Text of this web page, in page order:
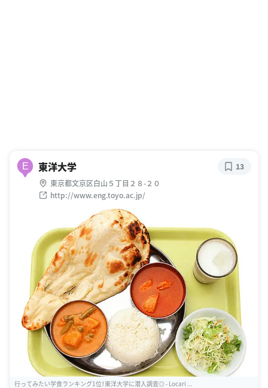
E 東洋大学
東京都文京区白山５丁目２８-２０
http://www.eng.toyo.ac.jp/
13
行ってみたい学食ランキング1位！東洋大学に潜入調査◎ - Locari ...